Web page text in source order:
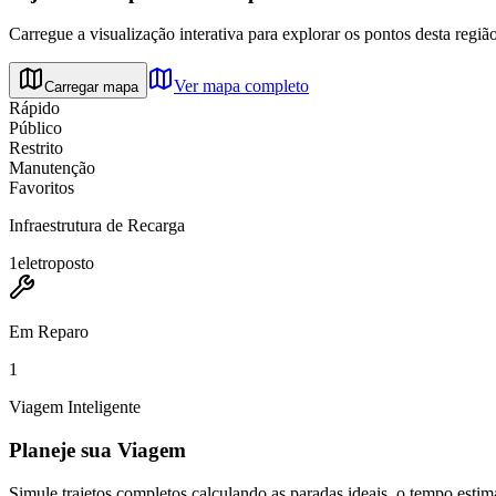
Carregue a visualização interativa para explorar os pontos desta
Carregar mapa
Ver mapa completo
Rápido
Público
Restrito
Manutenção
Favoritos
Infraestrutura de Recarga
1eletroposto
Em Reparo
1
Viagem Inteligente
Planeje sua Viagem